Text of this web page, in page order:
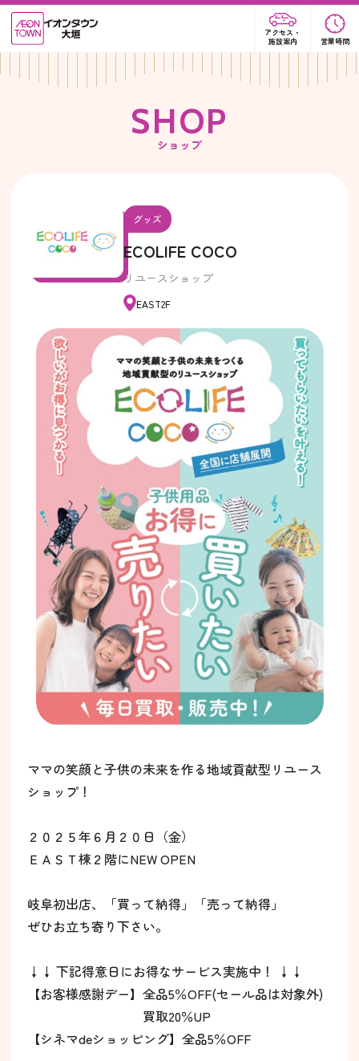
アクセス・
施設案内
営業時間
SHOP
ショップ
グッズ
ECOLIFE COCO
リユースショップ
EAST2F
ママの笑顔と子供の未来を作る地域貢献型リユース
ショップ！
２０２５年６月２０日（金）
ＥＡＳＴ棟２階にNEW OPEN
岐阜初出店、「買って納得」「売って納得」
ぜひお立ち寄り下さい。
↓↓ 下記得意日にお得なサービス実施中！ ↓↓
【お客様感謝デー】全品5％OFF(セール品は対象外)
買取20％UP
【シネマdeショッピング】全品5％OFF